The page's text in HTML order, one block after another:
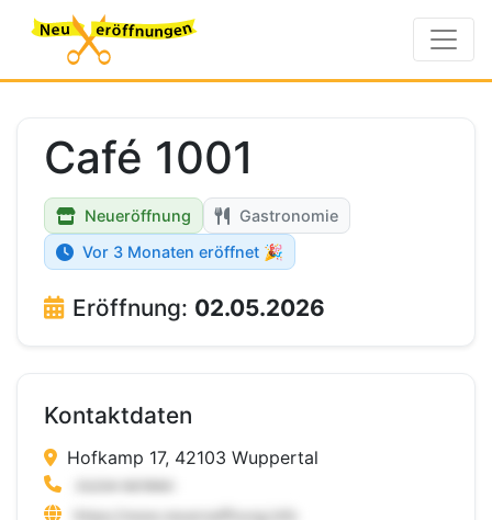
Café 1001
Neueröffnung
Gastronomie
Vor 3 Monaten eröffnet 🎉
Eröffnung: 02.05.2026
Kontaktdaten
Hofkamp 17, 42103 Wuppertal